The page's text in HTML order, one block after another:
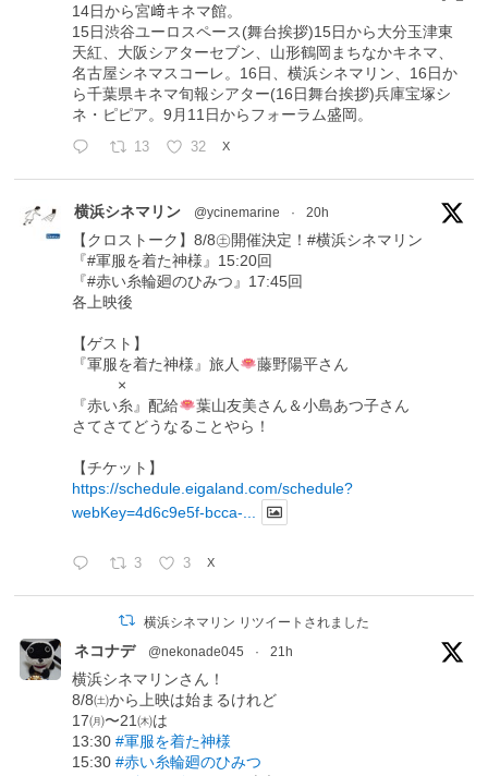
14日から宮﨑キネマ館。
15日渋谷ユーロスペース(舞台挨拶)15日から大分玉津東
天紅、大阪シアターセブン、山形鶴岡まちなかキネマ、
名古屋シネマスコーレ。16日、横浜シネマリン、16日か
ら千葉県キネマ旬報シアター(16日舞台挨拶)兵庫宝塚シ
ネ・ピピア。9月11日からフォーラム盛岡。
13 32 X
横浜シネマリン @ycinemarine · 20h
【クロストーク】8/8㊏開催決定！#横浜シネマリン
『#軍服を着た神様』15:20回
『#赤い糸輪廻のひみつ』17:45回
各上映後
【ゲスト】
『軍服を着た神様』旅人
藤野陽平さん
×
『赤い糸』配給
葉山友美さん＆小島あつ子さん
さてさてどうなることやら！
【チケット】
https://schedule.eigaland.com/schedule?
webKey=4d6c9e5f-bcca-...
3 3 X
横浜シネマリン リツイートされました
ネコナデ @nekonade045 · 21h
横浜シネマリンさん！
8/8㈯から上映は始まるけれど
17㈪〜21㈭は
13:30#軍服を着た神様
15:30#赤い糸輪廻のひみつ